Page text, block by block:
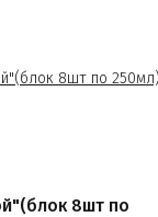
8шт по